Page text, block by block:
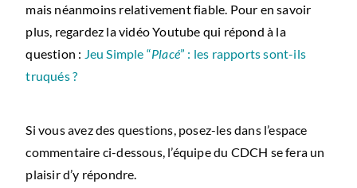
mais néanmoins relativement fiable. Pour en savoir
plus, regardez la vidéo Youtube qui répond à la
question : Jeu Simple “Placé” : les rapports sont-ils
truqués ?
Si vous avez des questions, posez-les dans l’espace
commentaire ci-dessous, l’équipe du CDCH se fera un
plaisir d’y répondre.